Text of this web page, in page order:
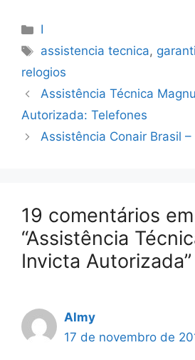
Categorias
I
Tags
assistencia tecnica,
relogios
Assistência Técnica
Autorizada: Telefones
Assistência Conair Brasil
19 comentários em
“Assistência
Invicta Autorizada”
Almy
17 de novembro de